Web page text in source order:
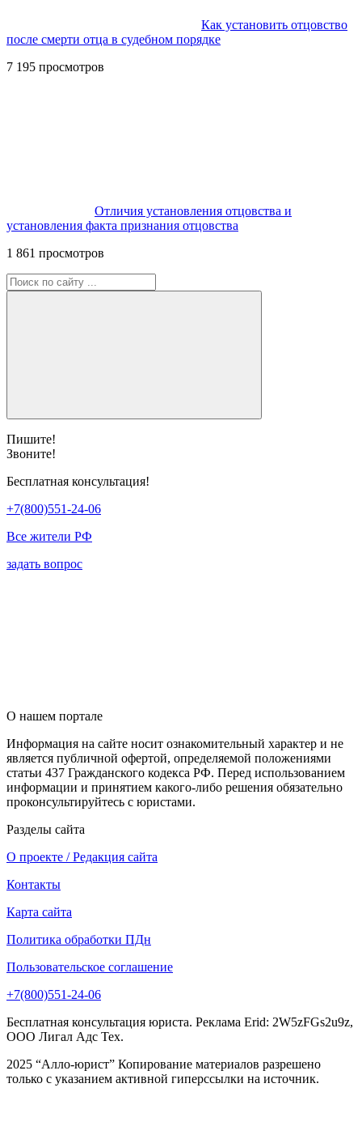
Как установить отцовство
после смерти отца в судебном порядке
7 195 просмотров
Отличия установления отцовства и
установления факта признания отцовства
1 861 просмотров
Пишите!
Звоните!
Бесплатная консультация!
+7(800)551-24-06
Все жители РФ
задать вопрос
О нашем портале
Информация на сайте носит ознакомительный характер и не
является публичной офертой, определяемой положениями
статьи 437 Гражданского кодекса РФ. Перед использованием
информации и принятием какого-либо решения обязательно
проконсультируйтесь с юристами.
Разделы сайта
О проекте / Редакция сайта
Контакты
Карта сайта
Политика обработки ПДн
Пользовательское соглашение
+7(800)551-24-06
Бесплатная консультация юриста. Реклама Erid: 2W5zFGs2u9z,
ООО Лигал Адс Тех.
2025 “Алло-юрист” Копирование материалов разрешено
только с указанием активной гиперссылки на источник.